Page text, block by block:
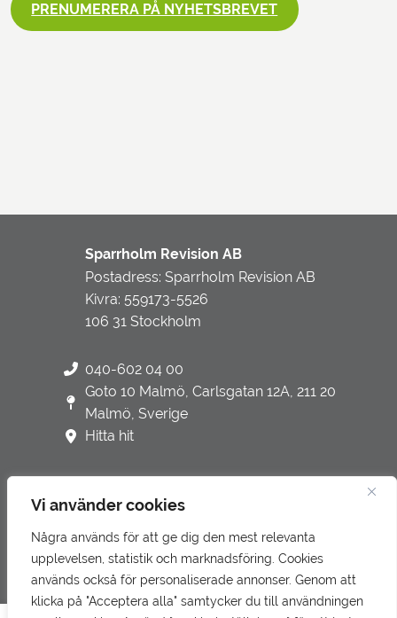
Vi använder cookies
Några används för att ge dig den mest relevanta
upplevelsen, statistik och marknadsföring. Cookies
används också för personaliserade annonser. Genom att
klicka på "Acceptera alla" samtycker du till användningen
PRENUMERERA PÅ NYHETSBREVET
Sparrholm Revision AB
Postadress: Sparrholm Revision AB
Kivra: 559173-5526
106 31 Stockholm
040-602 04 00
Goto 10 Malmö, Carlsgatan 12A, 211 20
Malmö, Sverige
Hitta hit
Integritetspolicy
Underbiträden
Klagomålshantering